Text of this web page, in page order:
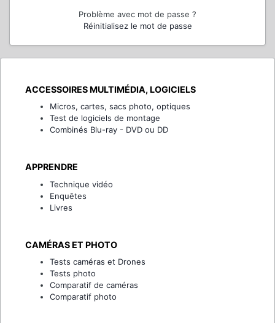
Problème avec mot de passe ?
Réinitialisez le mot de passe
ACCESSOIRES MULTIMÉDIA, LOGICIELS
Micros, cartes, sacs photo, optiques
Test de logiciels de montage
Combinés Blu-ray - DVD ou DD
APPRENDRE
Technique vidéo
Enquêtes
Livres
CAMÉRAS ET PHOTO
Tests caméras et Drones
Tests photo
Comparatif de caméras
Comparatif photo